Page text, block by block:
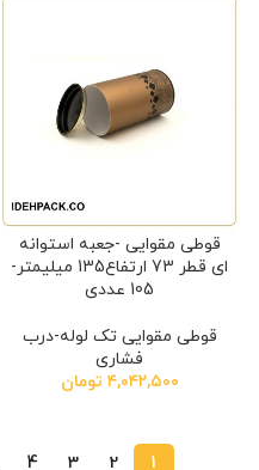
قوطی مقوایی -جعبه استوانه
ای قطر 73 ارتفاع135 میلیمتر-
105 عددی
قوطی مقوایی تک لوله-درب
فشاری
۴,۰۴۲,۵۰۰ تومان
1
2
3
4